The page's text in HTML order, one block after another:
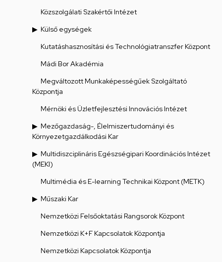
Közszolgálati Szakértői Intézet
Külső egységek
Kutatáshasznosítási és Technológiatranszfer Központ
Mádi Bor Akadémia
Megváltozott Munkaképességűek Szolgáltató
Központja
Mérnöki és Üzletfejlesztési Innovációs Intézet
Mezőgazdaság-, Élelmiszertudományi és
Környezetgazdálkodási Kar
Multidiszciplináris Egészségipari Koordinációs Intézet
(MEKI)
Multimédia és E-learning Technikai Központ (METK)
Műszaki Kar
Nemzetközi Felsőoktatási Rangsorok Központ
Nemzetközi K+F Kapcsolatok Központja
Nemzetközi Kapcsolatok Központja